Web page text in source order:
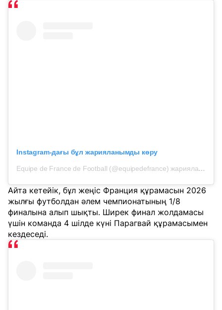
Instagram-дағы бұл жарияланымды көру
Equipe de France de Football (@equipedefrance) жариялаған жазба
Айта кетейік, бұл жеңіс Франция құрамасын 2026
жылғы футболдан әлем чемпионатының 1/8
финалына алып шықты. Ширек финал жолдамасы
үшін команда 4 шілде күні Парагвай құрамасымен
кездеседі.